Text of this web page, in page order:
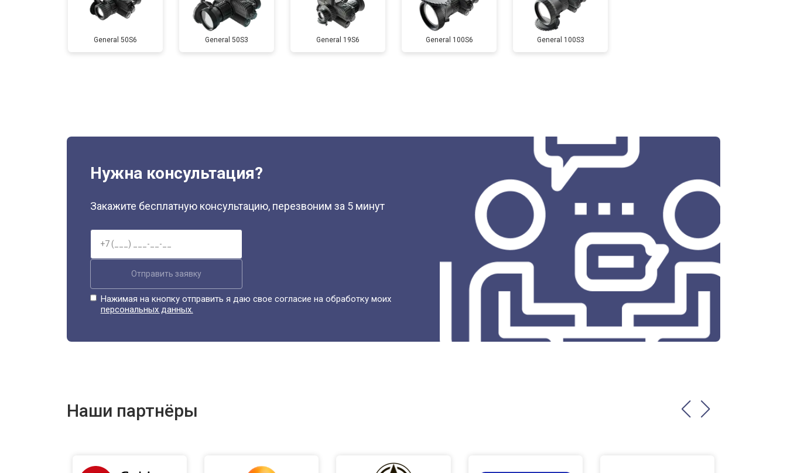
General 50S6 General 50S3 General 19S6 General 100S6 General 100S3
Нужна консультация?
Закажите бесплатную консультацию, перезвоним за 5 минут
Отправить заявку
Нажимая на кнопку отправить я даю свое согласие на обработку моих
персональных данных.
Наши партнёры